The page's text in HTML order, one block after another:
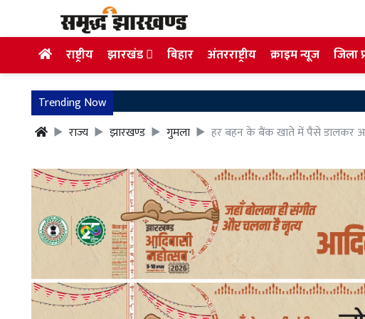
राष्ट्रीय झारखंड बिहार अंतरराष्ट्रीय क्राइम न्यूज जिला
Trending Now
राज्य
झारखण्ड गुमला हर बहन के बैंक खाते में पैसे डालकर